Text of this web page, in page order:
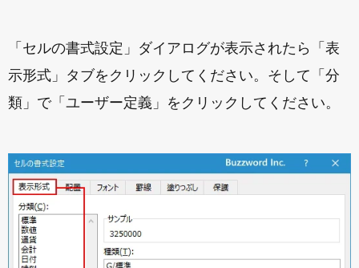
「セルの書式設定」ダイアログが表示されたら「表
示形式」タブをクリックしてください。そして「分
類」で「ユーザー定義」をクリックしてください。